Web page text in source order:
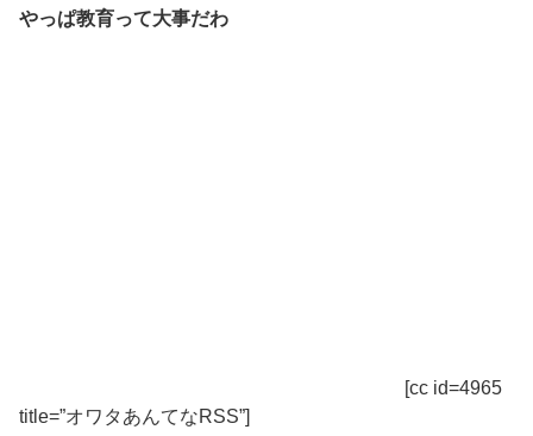
やっぱ教育って大事だわ
[cc id=4965
title=”オワタあんてなRSS”]